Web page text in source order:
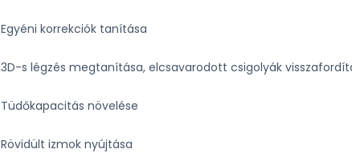
Egyéni korrekciók tanítása
3D-s légzés megtanítása, elcsavarodott csigolyák
Tüdőkapacitás növelése
Rövidült izmok nyújtása